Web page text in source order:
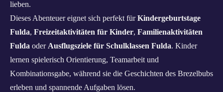
lieben.
Dieses Abenteuer eignet sich perfekt fürKindergeburtstage
Fulda, Freizeitaktivitäten für Kinder, Familienaktivitäten
Fulda oder Ausflugsziele für Schulklassen Fulda. Kinder
lernen spielerisch Orientierung, Teamarbeit und
Kombinationsgabe, während sie die Geschichten des Brezelbubs
erleben und spannende Aufgaben lösen.